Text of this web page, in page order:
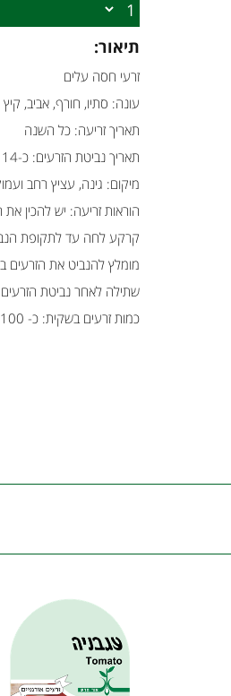
תיאור:
זרעי חסה עלים
עונה: סתיו, חורף, אביב,
תאריך זריעה: כל השנה
תאריך נביטת הזרעים: כ-14 יום לאחר הזריעה.
מיקום: גינה, עציץ רחב
הוראות זריעה: יש להכין
קרקע לחה עד לתקופת
מומלץ להנביט את הזרעים
שתילה לאחר נביטת הזרעים: במרווח של 10 ס''מ בין
כמות זרעים בשקית: כ- 100 זרעים